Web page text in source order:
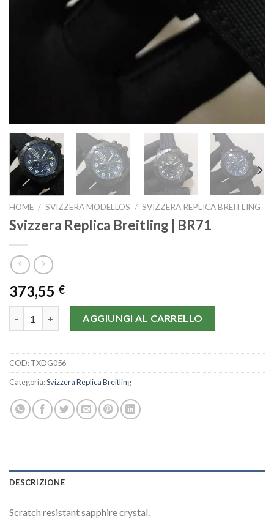
HOME / SVIZZERA MODELLOS / SVIZZERA REPLICA BREITLING
Svizzera Replica Breitling | BR71
373,55 €
AGGIUNGI AL CARRELLO
COD:TXDG056
Categoria:Svizzera Replica Breitling
DESCRIZIONE
Scratch resistant sapphire crystal.